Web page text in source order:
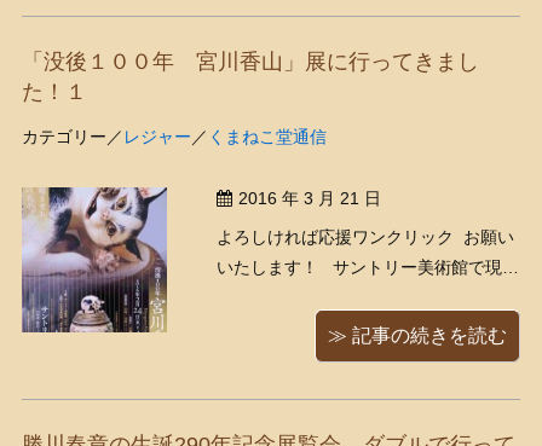
能できたことでした。 ...
「没後１００年 宮川香山」展に行ってきまし
た！１
カテゴリー／ レジャー／ くまねこ堂通信
2016 年 3 月 21 日
よろしければ応援ワンクリック お願い
いたします！ サントリー美術館で現在
山」展に行って参りました！ 真葛焼
（まくずやき）の創始者である宮川香
≫ 記事の続きを読む